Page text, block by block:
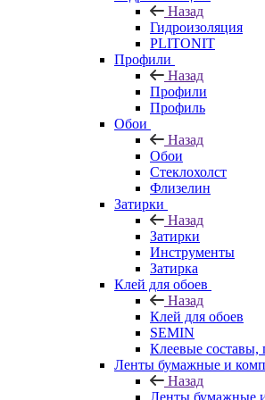
Назад
Гидроизоляция
PLITONIT
Профили
Назад
Профили
Профиль
Обои
Назад
Обои
Стеклохолст
Флизелин
Затирки
Назад
Затирки
Инструменты
Затирка
Клей для обоев
Назад
Клей для обоев
SEMIN
Клеевые составы,
Ленты бумажные и
Назад
Ленты бумажные